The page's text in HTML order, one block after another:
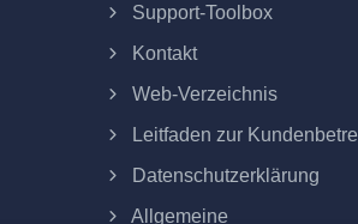
Support-Toolbox
Kontakt
Web-Verzeichnis
Leitfaden zur
Datenschutzerklärung
Allgemeine